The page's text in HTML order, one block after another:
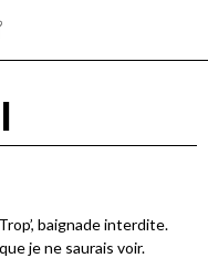
baignade interdite.
je ne saurais voir.